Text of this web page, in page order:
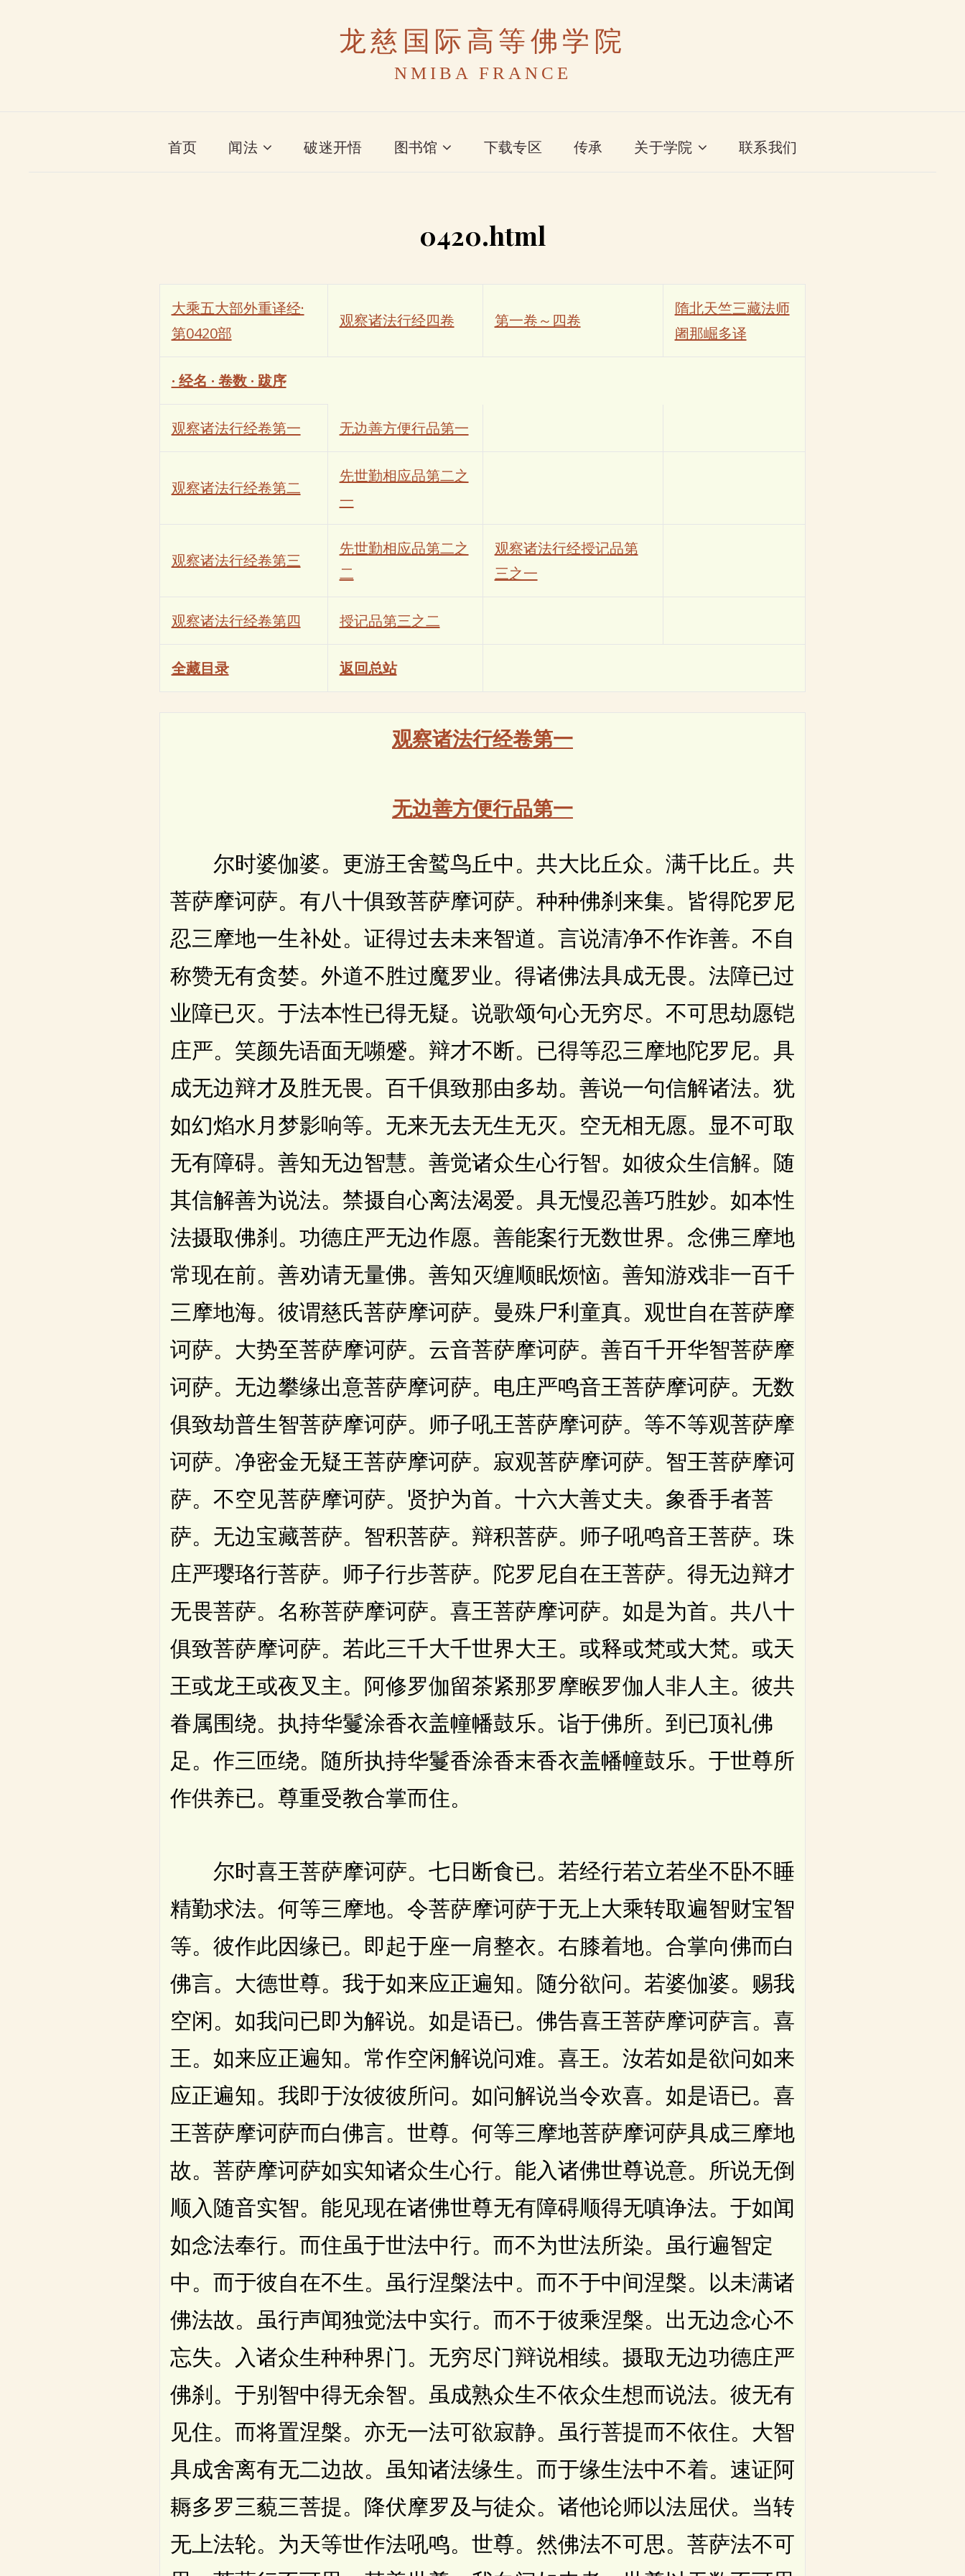
龙慈国际高等佛学院
NMIBA FRANCE
首页 闻法 破迷开悟 图书馆 下载专区 传承 关于学院 联系我们
0420.html
大乘五大部外重译经·
第0420部
观察诸法行经四卷 第一卷～四卷
隋北天竺三藏法师
阇那崛多译
· 经名 · 卷数 · 跋序
观察诸法行经卷第一 无边善方便行品第一
观察诸法行经卷第二
先世勤相应品第二之
一
观察诸法行经卷第三
先世勤相应品第二之
二
观察诸法行经授记品第
三之一
观察诸法行经卷第四 授记品第三之二
全藏目录 返回总站
观察诸法行经卷第一
无边善方便行品第一
尔时婆伽婆。更游王舍鹫鸟丘中。共大比丘众。满千比丘。共
菩萨摩诃萨。有八十俱致菩萨摩诃萨。种种佛刹来集。皆得陀罗尼
忍三摩地一生补处。证得过去未来智道。言说清净不作诈善。不自
称赞无有贪婪。外道不胜过魔罗业。得诸佛法具成无畏。法障已过
业障已灭。于法本性已得无疑。说歌颂句心无穷尽。不可思劫愿铠
庄严。笑颜先语面无嚬蹙。辩才不断。已得等忍三摩地陀罗尼。具
成无边辩才及胜无畏。百千俱致那由多劫。善说一句信解诸法。犹
如幻焰水月梦影响等。无来无去无生无灭。空无相无愿。显不可取
无有障碍。善知无边智慧。善觉诸众生心行智。如彼众生信解。随
其信解善为说法。禁摄自心离法渴爱。具无慢忍善巧胜妙。如本性
法摄取佛刹。功德庄严无边作愿。善能案行无数世界。念佛三摩地
常现在前。善劝请无量佛。善知灭缠顺眠烦恼。善知游戏非一百千
三摩地海。彼谓慈氏菩萨摩诃萨。曼殊尸利童真。观世自在菩萨摩
诃萨。大势至菩萨摩诃萨。云音菩萨摩诃萨。善百千开华智菩萨摩
诃萨。无边攀缘出意菩萨摩诃萨。电庄严鸣音王菩萨摩诃萨。无数
俱致劫普生智菩萨摩诃萨。师子吼王菩萨摩诃萨。等不等观菩萨摩
诃萨。净密金无疑王菩萨摩诃萨。寂观菩萨摩诃萨。智王菩萨摩诃
萨。不空见菩萨摩诃萨。贤护为首。十六大善丈夫。象香手者菩
萨。无边宝藏菩萨。智积菩萨。辩积菩萨。师子吼鸣音王菩萨。珠
庄严璎珞行菩萨。师子行步菩萨。陀罗尼自在王菩萨。得无边辩才
无畏菩萨。名称菩萨摩诃萨。喜王菩萨摩诃萨。如是为首。共八十
俱致菩萨摩诃萨。若此三千大千世界大王。或释或梵或大梵。或天
王或龙王或夜叉主。阿修罗伽留茶紧那罗摩睺罗伽人非人主。彼共
眷属围绕。执持华鬘涂香衣盖幢幡鼓乐。诣于佛所。到已顶礼佛
足。作三匝绕。随所执持华鬘香涂香末香衣盖幡幢鼓乐。于世尊所
作供养已。尊重受教合掌而住。
尔时喜王菩萨摩诃萨。七日断食已。若经行若立若坐不卧不睡
精勤求法。何等三摩地。令菩萨摩诃萨于无上大乘转取遍智财宝智
等。彼作此因缘已。即起于座一肩整衣。右膝着地。合掌向佛而白
佛言。大德世尊。我于如来应正遍知。随分欲问。若婆伽婆。赐我
空闲。如我问已即为解说。如是语已。佛告喜王菩萨摩诃萨言。喜
王。如来应正遍知。常作空闲解说问难。喜王。汝若如是欲问如来
应正遍知。我即于汝彼彼所问。如问解说当令欢喜。如是语已。喜
王菩萨摩诃萨而白佛言。世尊。何等三摩地菩萨摩诃萨具成三摩地
故。菩萨摩诃萨如实知诸众生心行。能入诸佛世尊说意。所说无倒
顺入随音实智。能见现在诸佛世尊无有障碍顺得无嗔诤法。于如闻
如念法奉行。而住虽于世法中行。而不为世法所染。虽行遍智定
中。而于彼自在不生。虽行涅槃法中。而不于中间涅槃。以未满诸
佛法故。虽行声闻独觉法中实行。而不于彼乘涅槃。出无边念心不
忘失。入诸众生种种界门。无穷尽门辩说相续。摄取无边功德庄严
佛刹。于别智中得无余智。虽成熟众生不依众生想而说法。彼无有
见住。而将置涅槃。亦无一法可欲寂静。虽行菩提而不依住。大智
具成舍离有无二边故。虽知诸法缘生。而于缘生法中不着。速证阿
耨多罗三藐三菩提。降伏摩罗及与徒众。诸他论师以法屈伏。当转
无上法轮。为天等世作法吼鸣。世尊。然佛法不可思。菩萨法不可